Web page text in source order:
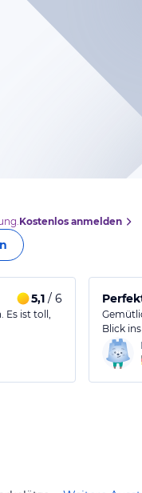
Kostenlos anmelden
5,1 / 6
Es ist toll,
Blick